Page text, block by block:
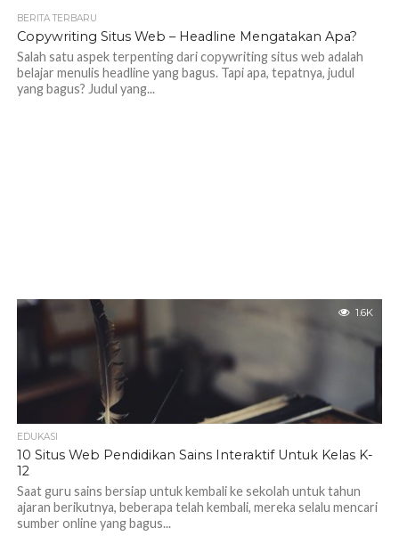
BERITA TERBARU
Copywriting Situs Web – Headline Mengatakan Apa?
Salah satu aspek terpenting dari copywriting situs web adalah
belajar menulis headline yang bagus. Tapi apa, tepatnya, judul
yang bagus? Judul yang...
1.6K
EDUKASI
10 Situs Web Pendidikan Sains Interaktif Untuk Kelas K-
12
Saat guru sains bersiap untuk kembali ke sekolah untuk tahun
ajaran berikutnya, beberapa telah kembali, mereka selalu mencari
sumber online yang bagus...